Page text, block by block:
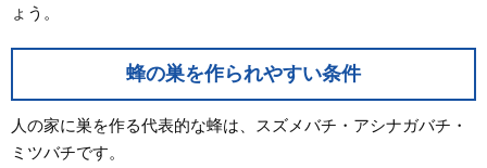
ょう。
蜂の巣を作られやすい条件
人の家に巣を作る代表的な蜂は、スズメバチ・アシナガバチ・
ミツバチです。